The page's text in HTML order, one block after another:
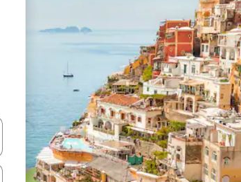
със стрелки нагоре и надолу или